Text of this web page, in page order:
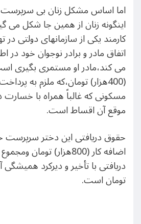
اما اساس مشکل زنان بی سرپرست
اینگونه زنان از همین جا شکل می
کارمند یکی از سازمانهای دولتی
اتفاق مادر و برادر نوجوان خود در
می کند،مادر او مستمری بگیری
(400هزار) تومان،که ملزم به
مسکونی که غالباً همراه با خسارت
موقع آن اقساط است.
حقوق دریافتی این دختر سرپرست
اضافه کار (800هزار)
تومان است.